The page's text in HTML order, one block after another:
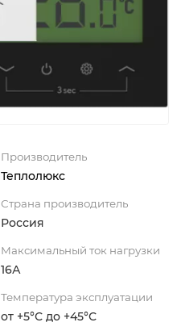
Производитель
Теплолюкс
Страна производитель
Россия
Максимальный ток нагрузки
16А
Температура эксплуатации
от +5°С до +45°С